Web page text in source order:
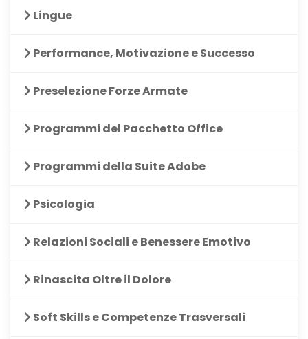
Lingue
Performance, Motivazione e Successo
Preselezione Forze Armate
Programmi del Pacchetto Office
Programmi della Suite Adobe
Psicologia
Relazioni Sociali e Benessere Emotivo
Rinascita Oltre il Dolore
Soft Skills e Competenze Trasversali